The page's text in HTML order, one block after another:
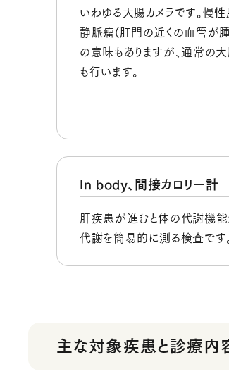
いわゆる大腸カメラです。慢
静脈瘤(肛門の近くの血管が
の意味もありますが、通常の
も行います。
In body、間接カロリー計
肝疾患が進むと体の代謝機能
代謝を簡易的に測る検査です。
主な対象疾患と診療内